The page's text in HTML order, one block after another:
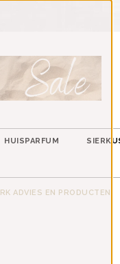
HUISPARFUM
ADVIES EN PRODUCTEN